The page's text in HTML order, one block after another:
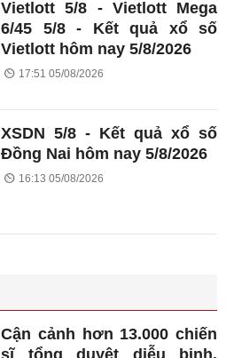
Vietlott 5/8 - Vietlott Mega
6/45 5/8 - Kết quả xổ số
Vietlott hôm nay 5/8/2026
17:51 05/08/2026
XSDN 5/8 - Kết quả xổ số
Đồng Nai hôm nay 5/8/2026
16:13 05/08/2026
Cận cảnh hơn 13.000 chiến